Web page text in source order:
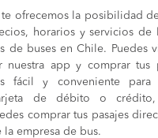
te ofrecemos la posibilidad
horarios y servicios de
de buses en Chile. Puedes
nuestra app y comprar tus
fácil y conveniente para
de débito o crédito,
comprar tus pasajes
empresa de bus.